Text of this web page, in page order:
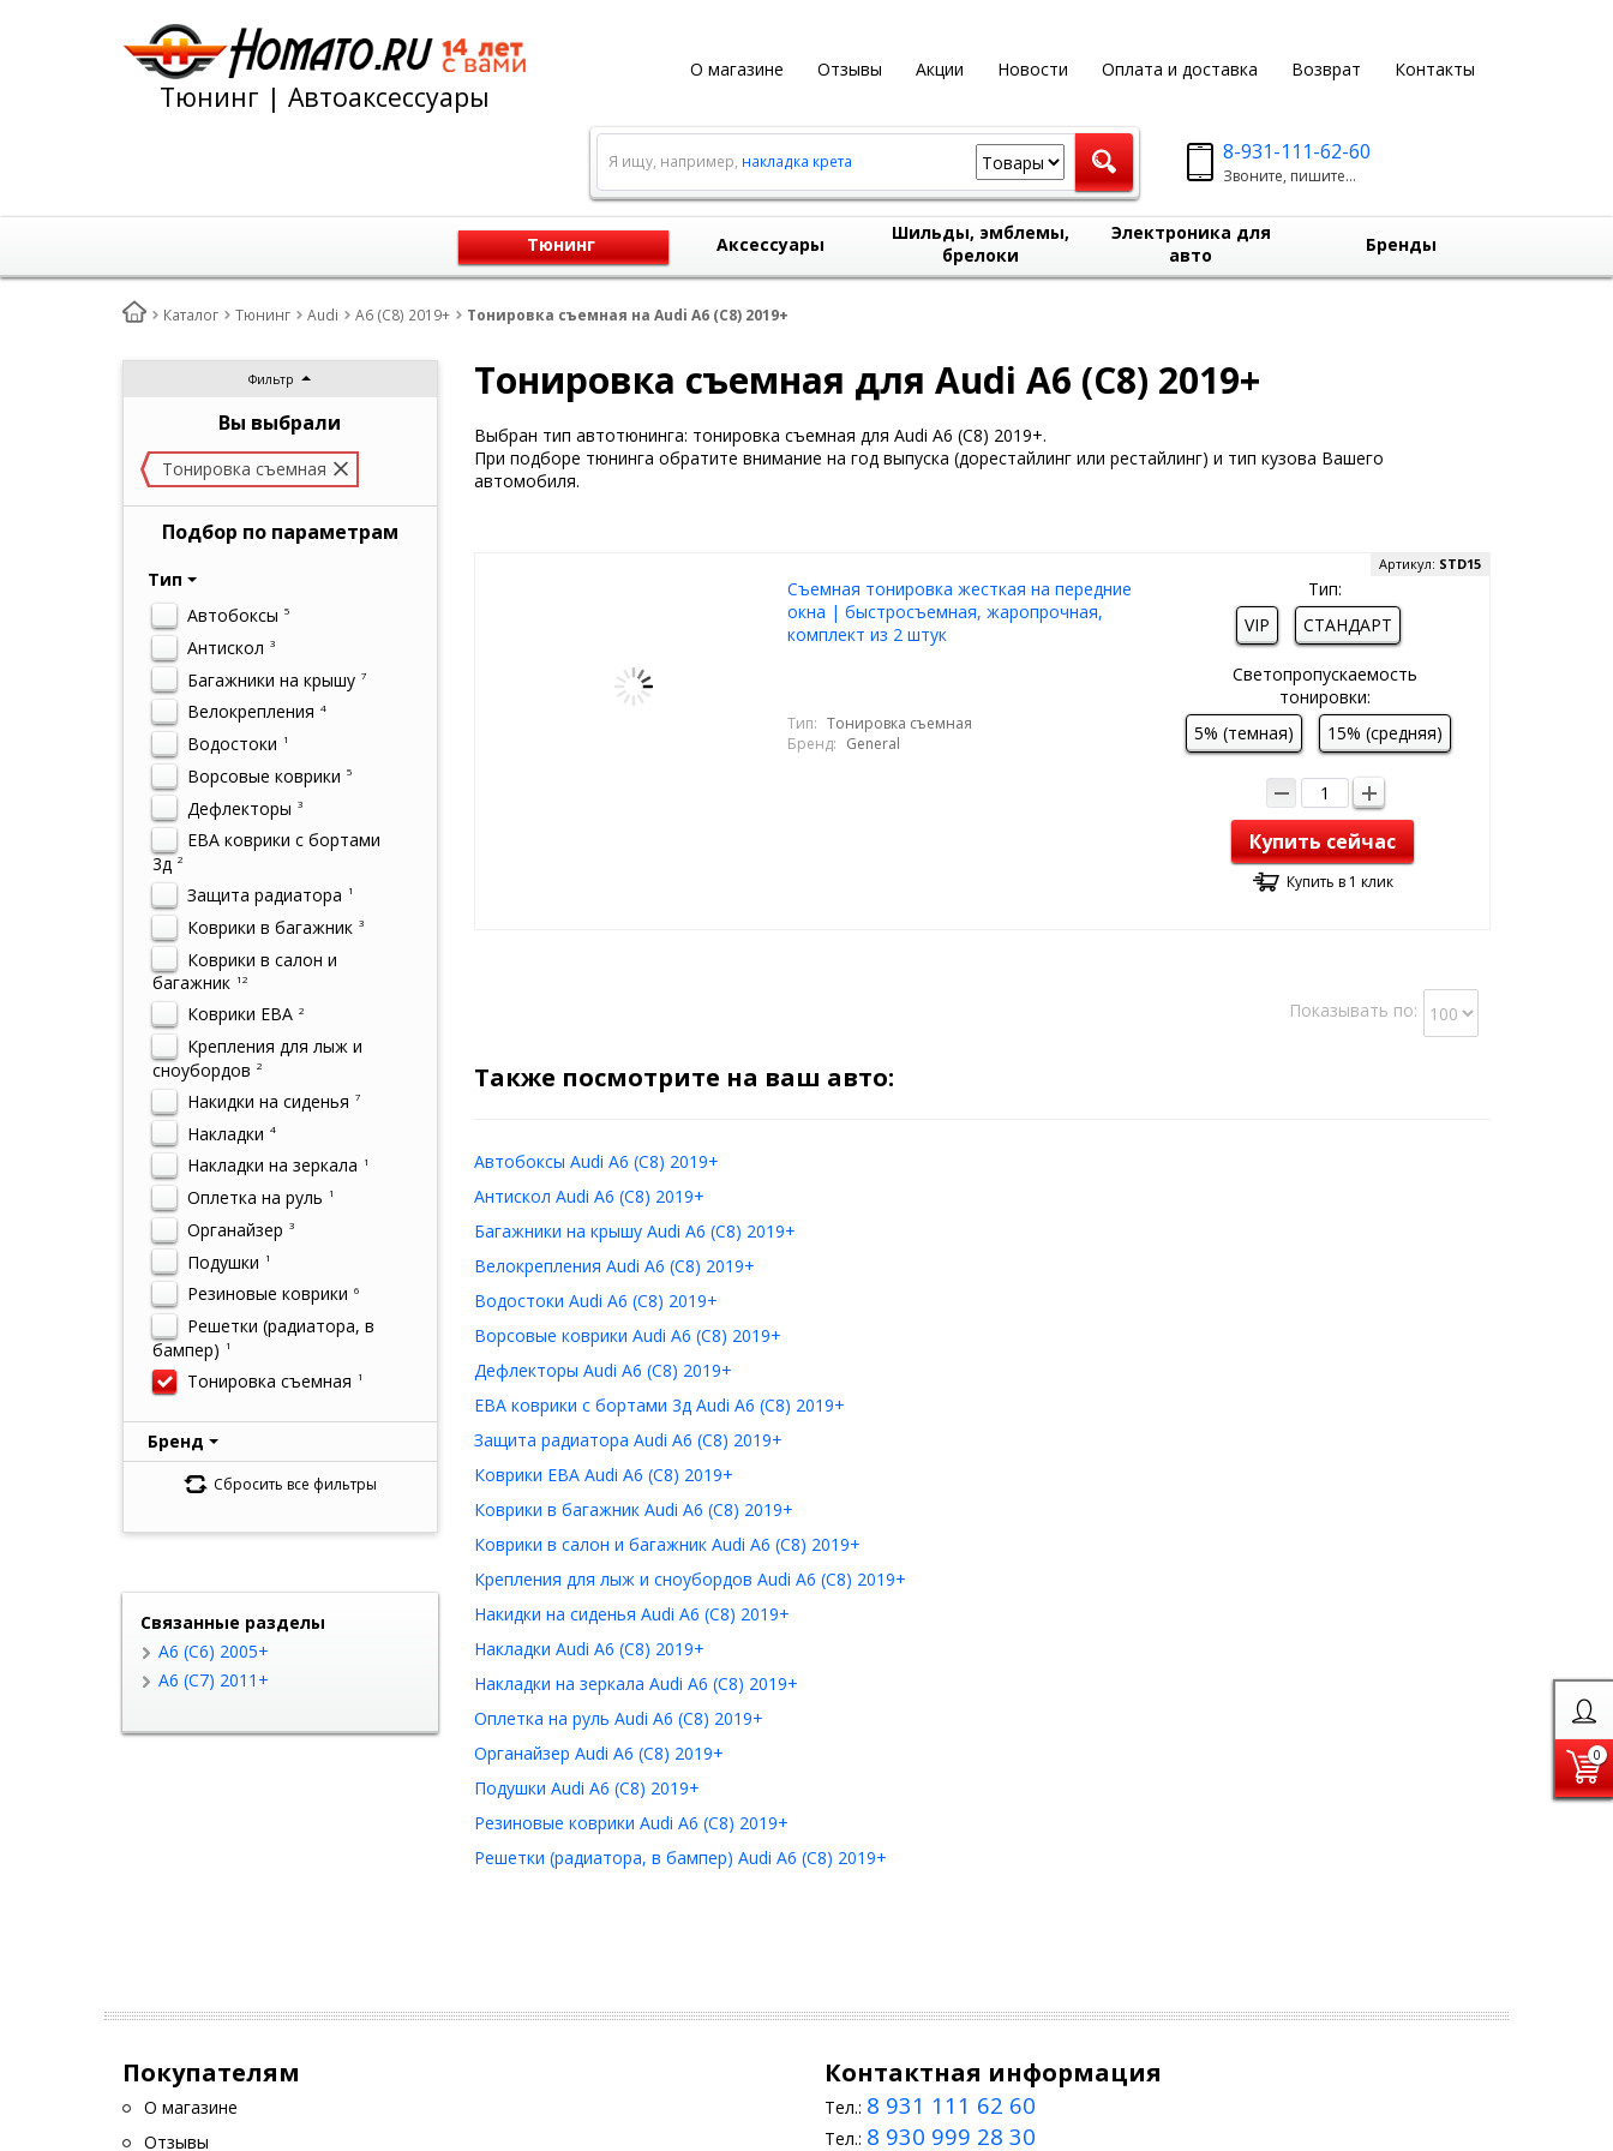
0
О магазине Отзывы Акции Новости Оплата и доставка Возврат Контакты
Тюнинг | Автоаксессуары
8-931-111-62-60
Звоните, пишите...
Я ищу, например, накладка крета
Тюнинг Аксессуары
Шильды, эмблемы,
брелоки
Электроника для
авто
Бренды
Каталог Тюнинг Audi A6 (C8) 2019+ Тонировка съемная на Audi A6 (C8) 2019+
Фильтр
Вы выбрали
Тонировка съемная
Подбор по параметрам
Тип
Автобоксы 5
Антискол 3
Багажники на крышу 7
Велокрепления 4
Водостоки 1
Ворсовые коврики 5
Дефлекторы 3
ЕВА коврики с бортами
3д 2
Защита радиатора 1
Коврики в багажник 3
Коврики в салон и
багажник 12
Коврики ЕВА 2
Крепления для лыж и
сноубордов 2
Накидки на сиденья 7
Накладки 4
Накладки на зеркала 1
Оплетка на руль 1
Органайзер 3
Подушки 1
Резиновые коврики 6
Решетки (радиатора, в
бампер)
1
Тонировка съемная 1
Бренд
Сбросить все фильтры
Связанные разделы
A6 (C6) 2005+
A6 (C7) 2011+
Тонировка съемная для Audi A6 (C8) 2019+
Выбран тип автотюнинга: тонировка съемная для Audi A6 (C8) 2019+.
При подборе тюнинга обратите внимание на год выпуска (дорестайлинг или рестайлинг) и тип кузова Вашего
автомобиля.
Cъемная тонировка жесткая на передние
окна | быстросъемная, жаропрочная,
комплект из 2 штук
Артикул: STD15
Тип: Тонировка съемная
Бренд: General
Тип:
VIP
СТАНДАРТ
Светопропускаемость
тонировки:
5% (темная)
15% (средняя)
Купить сейчас
Купить в 1 клик
Показывать по:
Также посмотрите на ваш авто:
Автобоксы Audi A6 (C8) 2019+
Антискол Audi A6 (C8) 2019+
Багажники на крышу Audi A6 (C8) 2019+
Велокрепления Audi A6 (C8) 2019+
Водостоки Audi A6 (C8) 2019+
Ворсовые коврики Audi A6 (C8) 2019+
Дефлекторы Audi A6 (C8) 2019+
ЕВА коврики с бортами 3д Audi A6 (C8) 2019+
Защита радиатора Audi A6 (C8) 2019+
Коврики ЕВА Audi A6 (C8) 2019+
Коврики в багажник Audi A6 (C8) 2019+
Коврики в салон и багажник Audi A6 (C8) 2019+
Крепления для лыж и сноубордов Audi A6 (C8) 2019+
Накидки на сиденья Audi A6 (C8) 2019+
Накладки Audi A6 (C8) 2019+
Накладки на зеркала Audi A6 (C8) 2019+
Оплетка на руль Audi A6 (C8) 2019+
Органайзер Audi A6 (C8) 2019+
Подушки Audi A6 (C8) 2019+
Резиновые коврики Audi A6 (C8) 2019+
Решетки (радиатора, в бампер) Audi A6 (C8) 2019+
Покупателям
О магазине
Отзывы
Контактная информация
Тел.: 8 931 111 62 60
Тел.: 8 930 999 28 30